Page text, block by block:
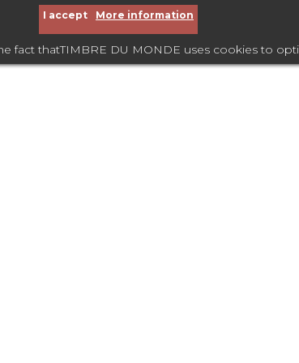
I accept More information
fact thatTIMBRE DU MONDE uses cookies to